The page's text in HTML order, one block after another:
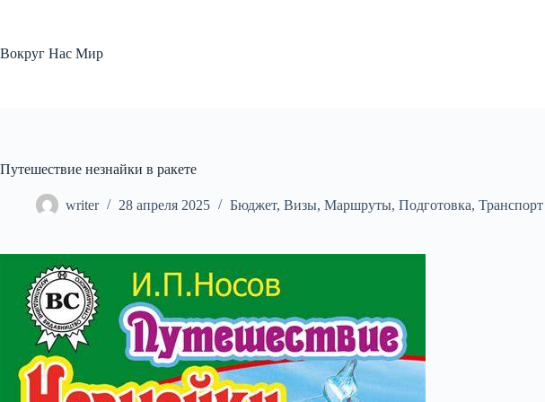
Вокруг Нас Мир
Путешествие незнайки в ракете
writer 28 апреля 2025 Бюджет, Визы, Маршруты, Подготовка, Транспорт